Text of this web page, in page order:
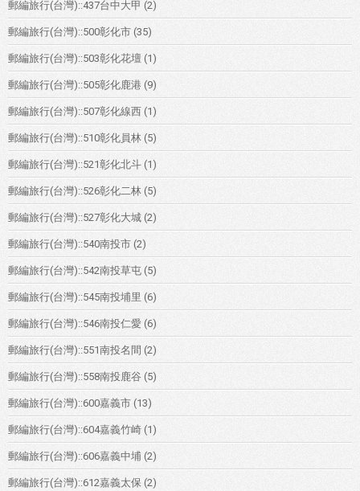
郵編旅行(台灣)::437台中大甲 (2)
郵編旅行(台灣)::500彰化市 (35)
郵編旅行(台灣)::503彰化花壇 (1)
郵編旅行(台灣)::505彰化鹿港 (9)
郵編旅行(台灣)::507彰化線西 (1)
郵編旅行(台灣)::510彰化員林 (5)
郵編旅行(台灣)::521彰化北斗 (1)
郵編旅行(台灣)::526彰化二林 (5)
郵編旅行(台灣)::527彰化大城 (2)
郵編旅行(台灣)::540南投市 (2)
郵編旅行(台灣)::542南投草屯 (5)
郵編旅行(台灣)::545南投埔里 (6)
郵編旅行(台灣)::546南投仁愛 (6)
郵編旅行(台灣)::551南投名間 (2)
郵編旅行(台灣)::558南投鹿谷 (5)
郵編旅行(台灣)::600嘉義市 (13)
郵編旅行(台灣)::604嘉義竹崎 (1)
郵編旅行(台灣)::606嘉義中埔 (2)
郵編旅行(台灣)::612嘉義太保 (2)